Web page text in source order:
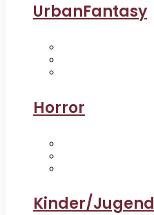
UrbanFantasy
Horror
Kinder/Jugend